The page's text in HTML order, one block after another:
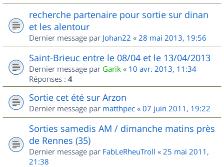
recherche partenaire pour sortie sur dinan
et les alentour
Dernier message par Johan22 « 28 mai 2013, 19:56
Saint-Brieuc entre le 08/04 et le 13/04/2013
Dernier message par Garik « 10 avr. 2013, 11:34
Réponses : 4
Sortie cet été sur Arzon
Dernier message par matthpec « 07 juin 2011, 19:22
Sorties samedis AM / dimanche matins près
de Rennes (35)
Dernier message par FabLeRheuTroll « 25 mai 2011,
21:38